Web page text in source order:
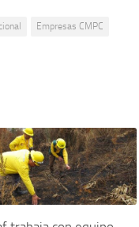
Empresas CMPC